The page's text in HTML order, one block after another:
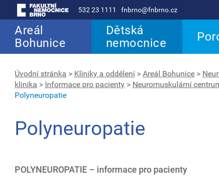
532 23 1111 fnbrno@fnbrno.cz
Areál
Bohunice
Dětská
nemocnice
Úvodní stránka > Kliniky a oddělení > Areál Bohunice >
klinika > Informace pro pacienty > Neuromuskulární
Polyneuropatie
Polyneuropatie
POLYNEUROPATIE – informace pro pacienty